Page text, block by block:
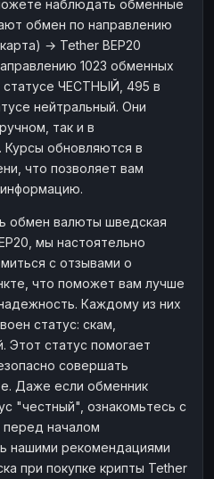
ПЕРЕВОДЫ
ЗК
ДЕНЬГИ
Наличные
Наличные
Наличные
наблюдать обменные
обмен по направлению
→ Tether BEP20
1023 обменных
статусе ЧЕСТНЫЙ, 495 в
нейтральный. Они
так и в
обновляются в
что позволяет вам
обмен валюты шведская
мы настоятельно
с отзывами о
что поможет вам лучше
Каждому из них
статус: скам,
Этот статус помогает
совершать
Даже если обменник
"честный", ознакомьтесь с
началом
нашими рекомендациями
при покупке крипты Tether